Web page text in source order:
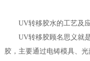
UV转移胶水的工艺及
UV转移胶顾名思义就是
胶，主要通过电铸模具、